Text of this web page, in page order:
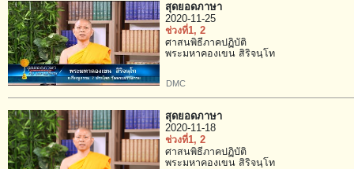
สุดยอดภาษา
2020-11-25
ช่วงที่1, 2
ศาสนพิธีภาคปฏิบัติ
พระมหาคองเขน สิริจนฺโท
DMC
สุดยอดภาษา
2020-11-18
ช่วงที่1, 2
ศาสนพิธีภาคปฏิบัติ
พระมหาคองเขน สิริจนฺโท